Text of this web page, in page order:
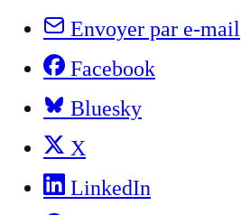
Envoyer par e-mail
Facebook
Bluesky
X
LinkedIn